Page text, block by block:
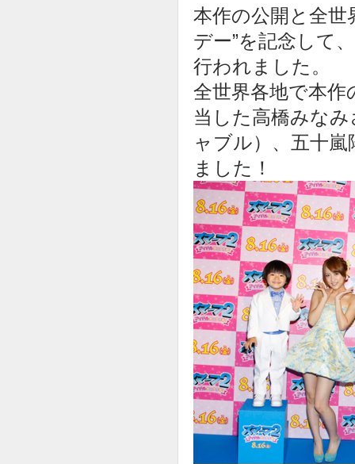
本作の公開と全世
デー”を記念して
行われました。
全世界各地で本
当した高橋みな
ャブル）、五十
ました！